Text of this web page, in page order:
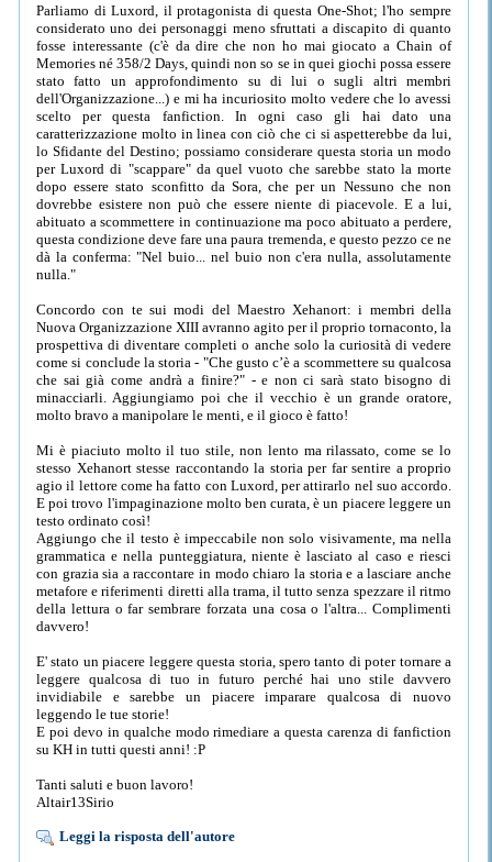
Parliamo di Luxord, il protagonista di questa One-Shot; l'ho sempre
considerato uno dei personaggi meno sfruttati a discapito di quanto
fosse interessante (c'è da dire che non ho mai giocato a Chain of
Memories né 358/2 Days, quindi non so se in quei giochi possa essere
stato fatto un approfondimento su di lui o sugli altri membri
dell'Organizzazione...) e mi ha incuriosito molto vedere che lo avessi
scelto per questa fanfiction. In ogni caso gli hai dato una
caratterizzazione molto in linea con ciò che ci si aspetterebbe da lui,
lo Sfidante del Destino; possiamo considerare questa storia un modo
per Luxord di "scappare" da quel vuoto che sarebbe stato la morte
dopo essere stato sconfitto da Sora, che per un Nessuno che non
dovrebbe esistere non può che essere niente di piacevole. E a lui,
abituato a scommettere in continuazione ma poco abituato a perdere,
questa condizione deve fare una paura tremenda, e questo pezzo ce ne
dà la conferma: "Nel buio... nel buio non c'era nulla, assolutamente
nulla."
Concordo con te sui modi del Maestro Xehanort: i membri della
Nuova Organizzazione XIII avranno agito per il proprio tornaconto, la
prospettiva di diventare completi o anche solo la curiosità di vedere
come si conclude la storia - "Che gusto c’è a scommettere su qualcosa
che sai già come andrà a finire?" - e non ci sarà stato bisogno di
minacciarli. Aggiungiamo poi che il vecchio è un grande oratore,
molto bravo a manipolare le menti, e il gioco è fatto!
Mi è piaciuto molto il tuo stile, non lento ma rilassato, come se lo
stesso Xehanort stesse raccontando la storia per far sentire a proprio
agio il lettore come ha fatto con Luxord, per attirarlo nel suo accordo.
E poi trovo l'impaginazione molto ben curata, è un piacere leggere un
testo ordinato così!
Aggiungo che il testo è impeccabile non solo visivamente, ma nella
grammatica e nella punteggiatura, niente è lasciato al caso e riesci
con grazia sia a raccontare in modo chiaro la storia e a lasciare anche
metafore e riferimenti diretti alla trama, il tutto senza spezzare il ritmo
della lettura o far sembrare forzata una cosa o l'altra... Complimenti
davvero!
E' stato un piacere leggere questa storia, spero tanto di poter tornare a
leggere qualcosa di tuo in futuro perché hai uno stile davvero
invidiabile e sarebbe un piacere imparare qualcosa di nuovo
leggendo le tue storie!
E poi devo in qualche modo rimediare a questa carenza di fanfiction
su KH in tutti questi anni! :P
Tanti saluti e buon lavoro!
Altair13Sirio
Leggi la risposta dell'autore